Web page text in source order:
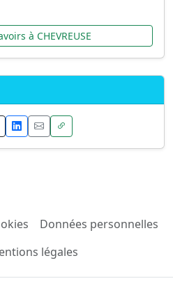
à CHEVREUSE
Données personnelles
légales